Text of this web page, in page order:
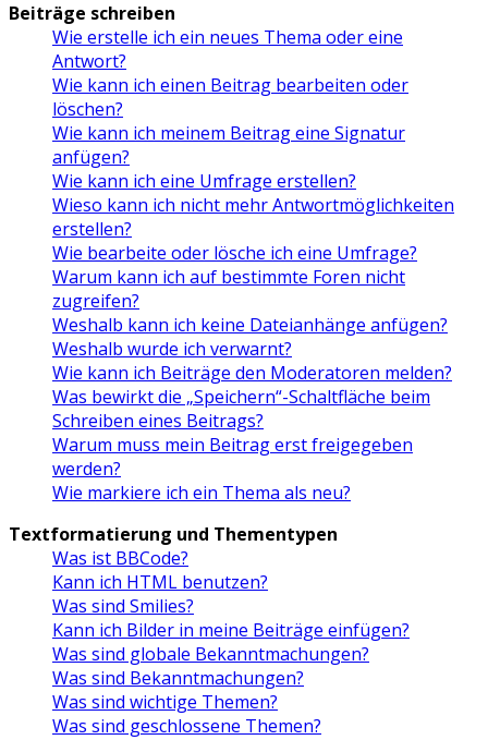
Beiträge schreiben
Wie erstelle ich ein neues Thema oder eine
Antwort?
Wie kann ich einen Beitrag bearbeiten oder
löschen?
Wie kann ich meinem Beitrag eine Signatur
anfügen?
Wie kann ich eine Umfrage erstellen?
Wieso kann ich nicht mehr Antwortmöglichkeiten
erstellen?
Wie bearbeite oder lösche ich eine Umfrage?
Warum kann ich auf bestimmte Foren nicht
zugreifen?
Weshalb kann ich keine Dateianhänge anfügen?
Weshalb wurde ich verwarnt?
Wie kann ich Beiträge den Moderatoren melden?
Was bewirkt die „Speichern“-Schaltfläche beim
Schreiben eines Beitrags?
Warum muss mein Beitrag erst freigegeben
werden?
Wie markiere ich ein Thema als neu?
Textformatierung und Thementypen
Was ist BBCode?
Kann ich HTML benutzen?
Was sind Smilies?
Kann ich Bilder in meine Beiträge einfügen?
Was sind globale Bekanntmachungen?
Was sind Bekanntmachungen?
Was sind wichtige Themen?
Was sind geschlossene Themen?